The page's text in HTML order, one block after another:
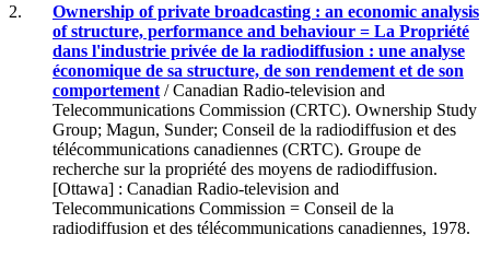
2.
Ownership of private broadcasting : an economic analysis
of structure, performance and behaviour = La Propriété
dans l'industrie privée de la radiodiffusion : une analyse
économique de sa structure, de son rendement et de son
comportement / Canadian Radio-television and
Telecommunications Commission (CRTC). Ownership Study
Group; Magun, Sunder; Conseil de la radiodiffusion et des
télécommunications canadiennes (CRTC). Groupe de
recherche sur la propriété des moyens de radiodiffusion.
[Ottawa] : Canadian Radio-television and
Telecommunications Commission = Conseil de la
radiodiffusion et des télécommunications canadiennes, 1978.